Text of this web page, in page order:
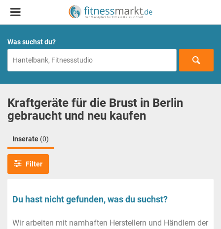
Was suchst du?
Kraftgeräte für die Brust in Berlin
gebraucht und neu kaufen
Inserate (0)
Filter
Du hast nicht gefunden, was du suchst?
Wir arbeiten mit namhaften Herstellern und Händlern der